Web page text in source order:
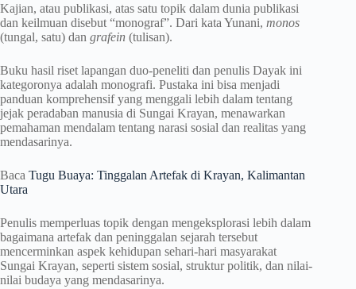
Kajian, atau publikasi, atas satu topik dalam dunia publikasi
dan keilmuan disebut “monograf”. Dari kata Yunani, monos
(tungal, satu) dan grafein (tulisan).
Buku hasil riset lapangan duo-peneliti dan penulis Dayak ini
kategoronya adalah monografi. Pustaka ini bisa menjadi
panduan komprehensif yang menggali lebih dalam tentang
jejak peradaban manusia di Sungai Krayan, menawarkan
pemahaman mendalam tentang narasi sosial dan realitas yang
mendasarinya.
Baca Tugu Buaya: Tinggalan Artefak di Krayan, Kalimantan
Utara
Penulis memperluas topik dengan mengeksplorasi lebih dalam
bagaimana artefak dan peninggalan sejarah tersebut
mencerminkan aspek kehidupan sehari-hari masyarakat
Sungai Krayan, seperti sistem sosial, struktur politik, dan nilai-
nilai budaya yang mendasarinya.